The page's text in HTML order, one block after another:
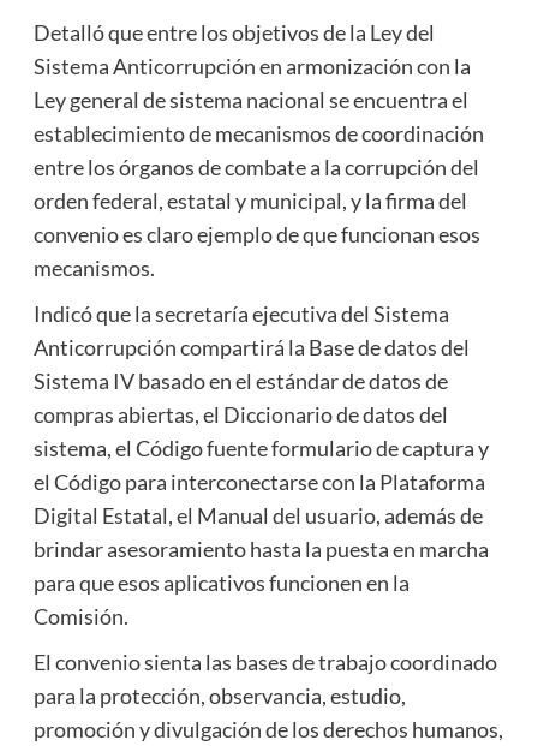
Detalló que entre los objetivos de la Ley del
Sistema Anticorrupción en armonización con la
Ley general de sistema nacional se encuentra el
establecimiento de mecanismos de coordinación
entre los órganos de combate a la corrupción del
orden federal, estatal y municipal, y la firma del
convenio es claro ejemplo de que funcionan esos
mecanismos.
Indicó que la secretaría ejecutiva del Sistema
Anticorrupción compartirá la Base de datos del
Sistema IV basado en el estándar de datos de
compras abiertas, el Diccionario de datos del
sistema, el Código fuente formulario de captura y
el Código para interconectarse con la Plataforma
Digital Estatal, el Manual del usuario, además de
brindar asesoramiento hasta la puesta en marcha
para que esos aplicativos funcionen en la
Comisión.
El convenio sienta las bases de trabajo coordinado
para la protección, observancia, estudio,
promoción y divulgación de los derechos humanos,